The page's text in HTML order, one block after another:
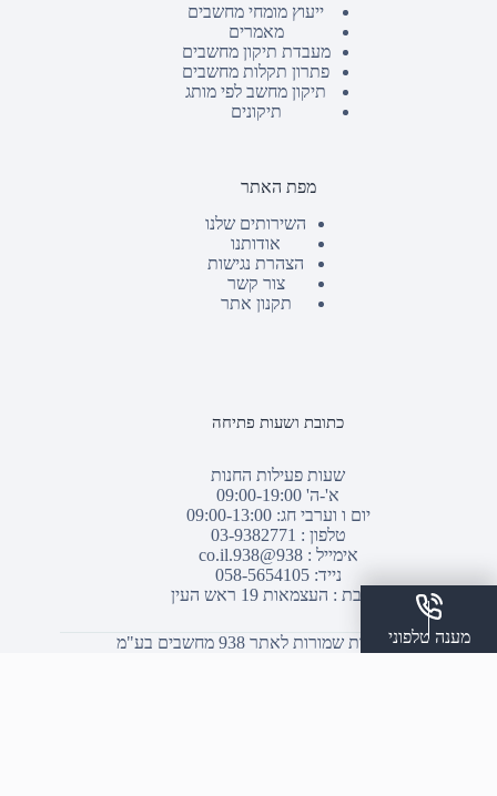
ייעוץ מומחי מחשבים
מאמרים
מעבדת תיקון מחשבים
פתרון תקלות מחשבים
תיקון מחשב לפי מותג
תיקונים
מפת האתר
השירותים שלנו
אודותנו
הצהרת נגישות
צור קשר
תקנון אתר
כתובת ושעות פתיחה
שעות פעילות החנות
א'-ה' 09:00-19:00
יום ו וערבי חג: 09:00-13:00
טלפון : 03-9382771
אימייל :938@938.co.il
נייד: 058-5654105
כתובת : העצמאות 19 ראש העין
© כל הזכויות שמורות לאתר 938 מחשבים בע"מ
מענה טלפוני